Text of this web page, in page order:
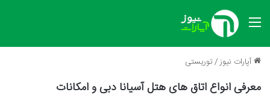
منو
آپارات نیوز/توریستی
معرفی انواع اتاق های هتل آسیانا دبی و امکانات